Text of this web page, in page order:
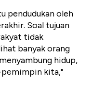
pendudukan oleh
Soal tujuan
tidak
banyak orang
hidup,
kita,"